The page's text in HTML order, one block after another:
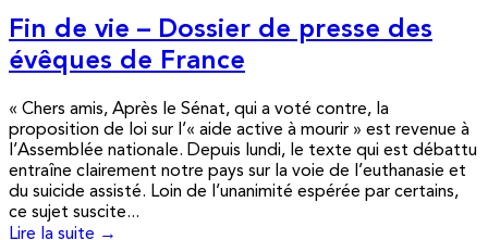
Fin de vie – Dossier de presse des
évêques de France
« Chers amis, Après le Sénat, qui a voté contre, la
proposition de loi sur l’« aide active à mourir » est revenue à
l’Assemblée nationale. Depuis lundi, le texte qui est débattu
entraîne clairement notre pays sur la voie de l’euthanasie et
du suicide assisté. Loin de l’unanimité espérée par certains,
ce sujet suscite...
Lire la suite →